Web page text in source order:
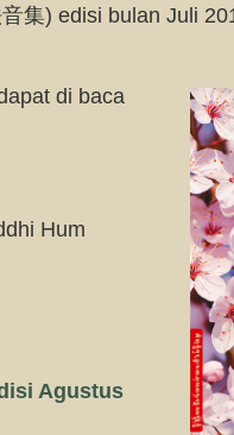
集) edisi bulan Juli
di baca
Hum
Agustus